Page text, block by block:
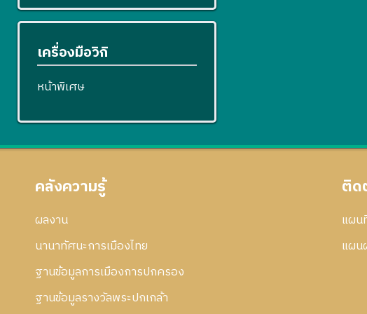
เครื่องมือวิกิ
หน้าพิเศษ
คลังความรู้
ผลงาน
นานาทัศนะการเมืองไทย
ฐานข้อมูลการเมืองการปกครอง
ฐานข้อมูลรางวัลพระปกเกล้า
ติด
แผน
แผน